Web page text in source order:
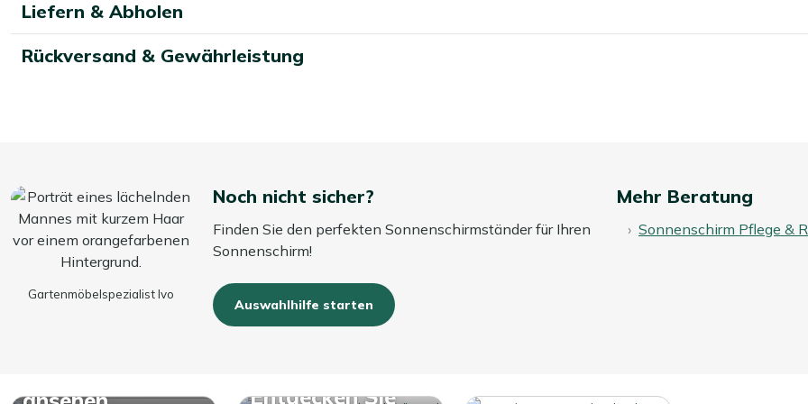
Liefern & Abholen
Rückversand & Gewährleistung
Gartenmöbelspezialist Ivo
Noch nicht sicher?
Finden Sie den perfekten Sonnenschirmständer für Ihren
Sonnenschirm!
Auswahlhilfe starten
Mehr Beratung
Sonnenschirm Pflege &
Entdecken Sie